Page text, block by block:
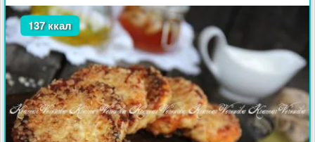
137 ккал